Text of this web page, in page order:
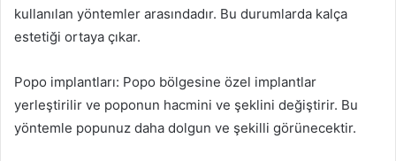
kullanılan yöntemler arasındadır. Bu durumlarda kalça
estetiği ortaya çıkar.
Popo implantları: Popo bölgesine özel implantlar
yerleştirilir ve poponun hacmini ve şeklini değiştirir. Bu
yöntemle popunuz daha dolgun ve şekilli görünecektir.